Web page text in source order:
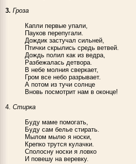
3. Гроза
Капли первые упали,
Пауков перепугали.
Дождик застучал сильней,
Птички скрылись средь ветвей.
Дождь полил как из ведра,
Разбежалась детвора.
В небе молния сверкает,
Гром все небо разрывает.
А потом из тучи солнце
Вновь посмотрит нам в оконце!
4. Стирка
Буду маме помогать,
Буду сам белье стирать.
Мылом мылю я носки,
Крепко трутся кулачки.
Сполосну носки я ловко
И повешу на веревку.